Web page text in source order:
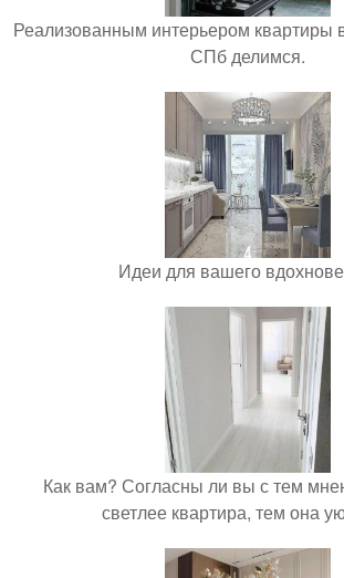
Реализованным интерьером квартиры
СПб делимся.
Идеи для вашего
Как вам? Согласны ли вы с тем
светлее квартира, тем она